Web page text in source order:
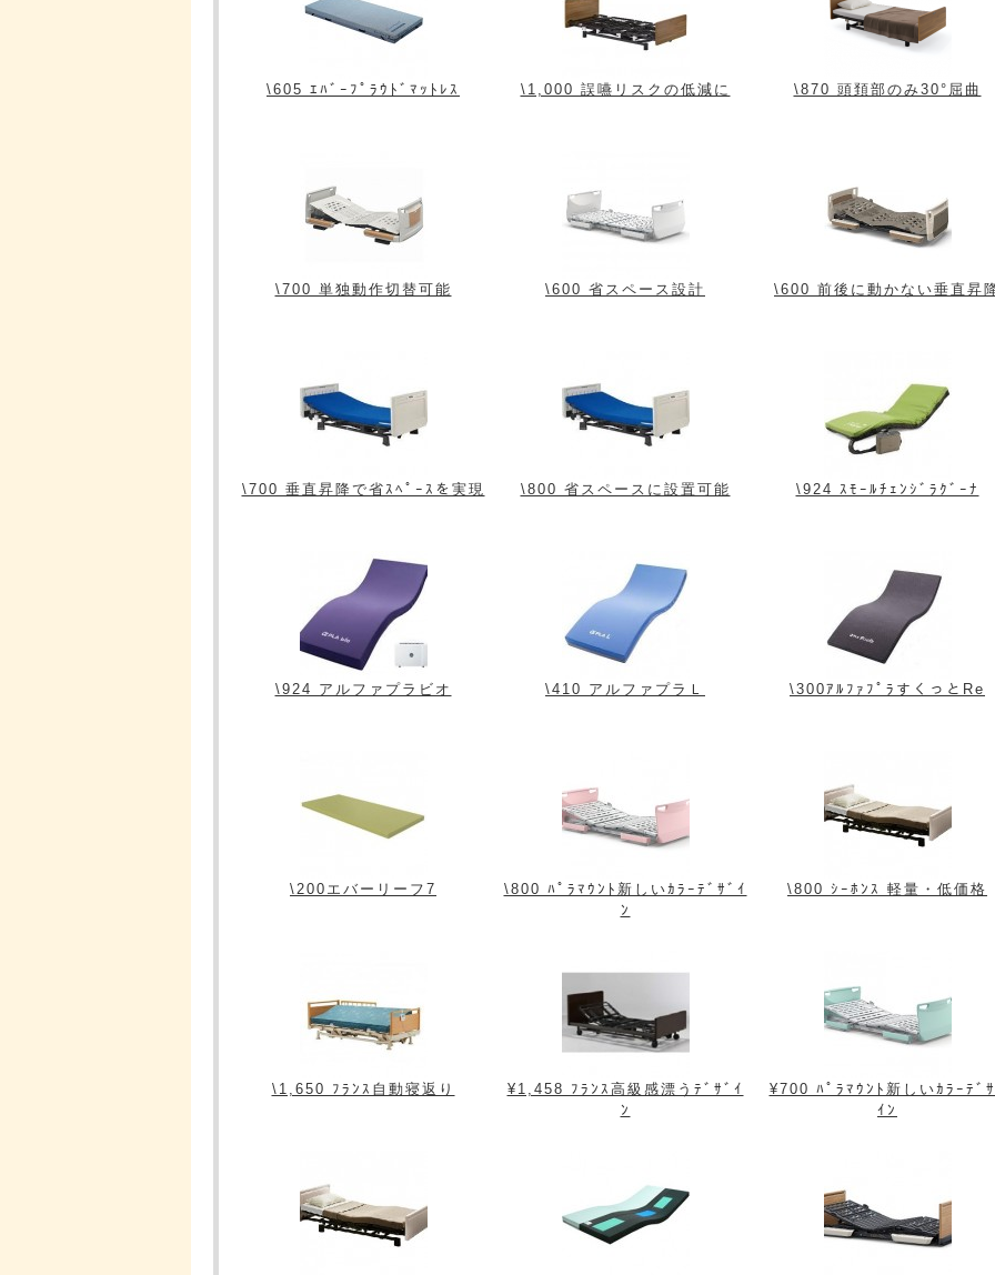
\605 ｴﾊﾞｰﾌﾟﾗｳﾄﾞﾏｯﾄﾚｽ \1,000 誤嚥リスクの低減に \870 頭頚部のみ30°屈曲
\700 単独動作切替可能 \600 省スペース設計 \600 前後に動かない垂直昇
\700 垂直昇降で省ｽﾍﾟｰｽを実現 \800 省スペースに設置可能 \924 ｽﾓｰﾙﾁｪﾝｼﾞﾗｸﾞｰﾅ
\924 アルファプラビオ \410 アルファプラＬ \300ｱﾙﾌｧﾌﾟﾗすくっとRe
\200エバーリーフ7
\800 ﾊﾟﾗﾏｳﾝﾄ新しいｶﾗｰﾃﾞｻﾞｲ
ﾝ
\800 ｼｰﾎﾝｽ 軽量・低価格
\1,650 ﾌﾗﾝｽ自動寝返り
¥1,458 ﾌﾗﾝｽ高級感漂うﾃﾞｻﾞｲ
ﾝ
¥700 ﾊﾟﾗﾏｳﾝﾄ新しいｶﾗｰﾃﾞ
ｲﾝ